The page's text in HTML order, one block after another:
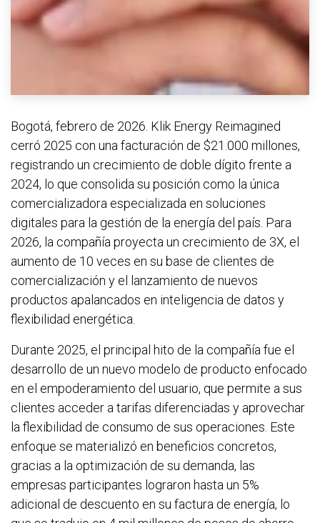
Bogotá, febrero de 2026. Klik Energy Reimagined
cerró 2025 con una facturación de $21.000 millones,
registrando un crecimiento de doble dígito frente a
2024, lo que consolida su posición como la única
comercializadora especializada en soluciones
digitales para la gestión de la energía del país. Para
2026, la compañía proyecta un crecimiento de 3X, el
aumento de 10 veces en su base de clientes de
comercialización y el lanzamiento de nuevos
productos apalancados en inteligencia de datos y
flexibilidad energética.
Durante 2025, el principal hito de la compañía fue el
desarrollo de un nuevo modelo de producto enfocado
en el empoderamiento del usuario, que permite a sus
clientes acceder a tarifas diferenciadas y aprovechar
la flexibilidad de consumo de sus operaciones. Este
enfoque se materializó en beneficios concretos,
gracias a la optimización de su demanda, las
empresas participantes lograron hasta un 5%
adicional de descuento en su factura de energía, lo